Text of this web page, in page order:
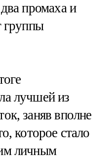
промаха и
группы
лучшей из
заняв вполне
которое стало
личным